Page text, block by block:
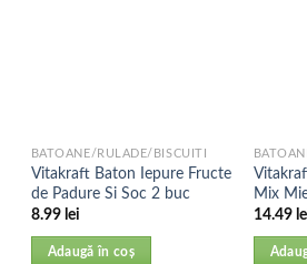
BATOANE/RULADE/BISCUITI
Vitakraft Baton Iepure Fructe
de Padure Si Soc 2 buc
8.99 lei
Adaugă în coș
Mix
14.49